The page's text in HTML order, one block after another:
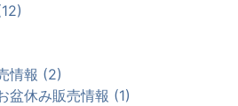
情報 (2)
盆休み販売情報 (1)